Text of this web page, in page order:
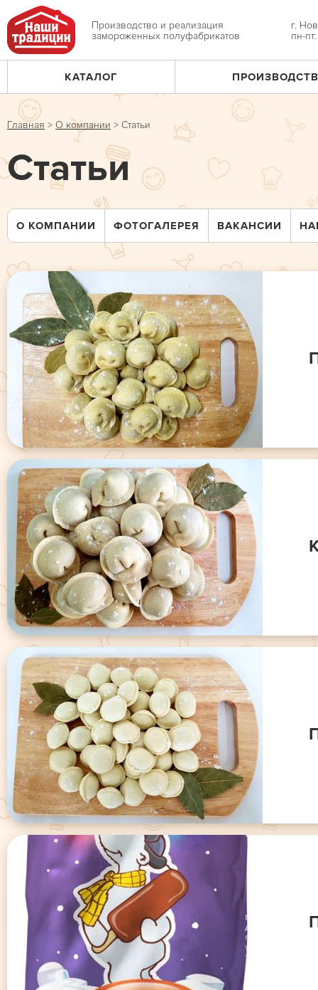
Jump
to
navigation
Производство и реализация
замороженных полуфабрикатов
г.
пн-
Главное
меню
КАТАЛОГ
Вы
здесь
Главная > О компании > Статьи
Статьи
О КОМПАНИИ ФОТОГАЛЕРЕЯ ВАКАНСИИ